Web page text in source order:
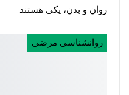
روان و بدن، یکی هستند
روانشناسی مرضی